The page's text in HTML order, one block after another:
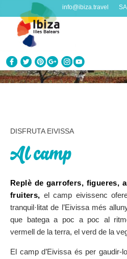
info@ibiza.travel
CONEIX EIVISSA
Propostes per a tots els gustos
AGENDA
ORGANITZA EL TEU VIATGE
Dades pràctiques abans de visitar-nos
Arriba sempre a la teva destinació
DISFRUTA EIVISSA
Al camp
Replè de garrofers, figueres,
fruiters, el camp eivissenc
tranquil·litat de l’Eivissa més
que batega a poc a poc al
vermell de la terra, el verd de la
El camp d’Eivissa és per gaudir-